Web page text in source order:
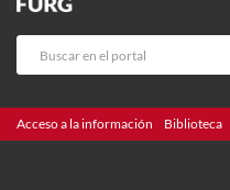
Acceso a la información Biblioteca